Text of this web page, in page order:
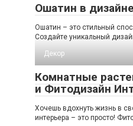
Ошатин в
Ошатин – это стильный
Создайте уникальный
Декор
Комнатные
и Фитодизайн
Хочешь вдохнуть жизнь в
интерьера – это просто!